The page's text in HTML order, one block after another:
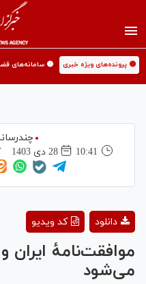
🟡 پرونده‌های ویژه خبری 🟡 سامانه‌های
10:41
28 دی 1403
کد ویدیو دانلود
موافقت‌نامۀ ایران
می‌شود